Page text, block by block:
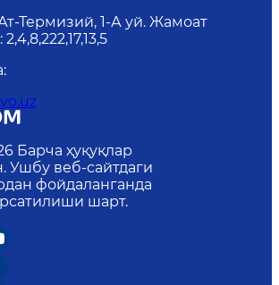
Термизий, 1-А уй. Жамоат
:
Барча ҳуқуқлар
Ушбу веб-сайтдаги
фойдаланганда
шарт.